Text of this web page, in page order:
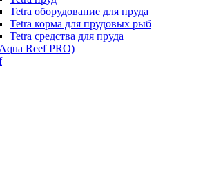
Tetra оборудование для пруда
Tetra корма для прудовых рыб
Tetra средства для пруда
Reef PRO)